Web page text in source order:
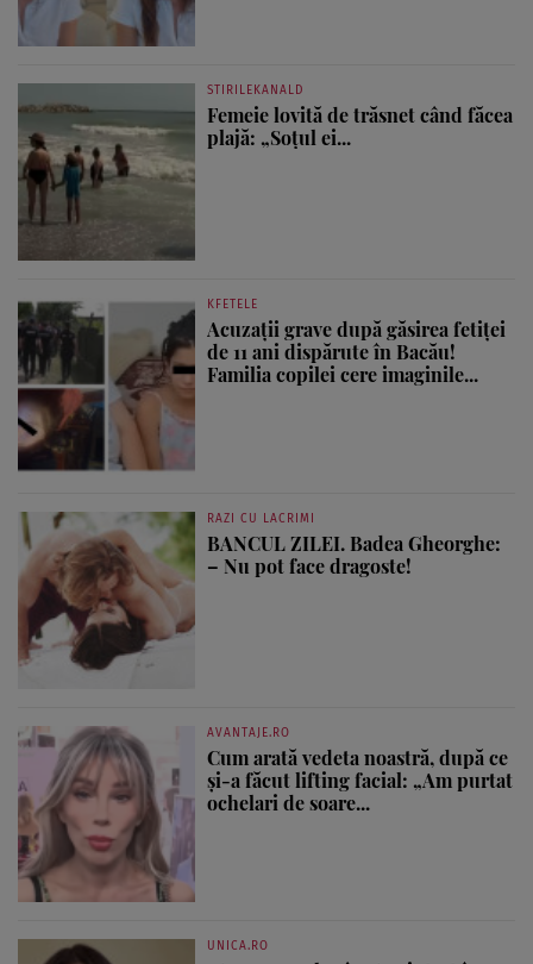
STIRILEKANALD
Femeie lovită de trăsnet când făcea
plajă: „Soțul ei...
KFETELE
Acuzații grave după găsirea fetiței
de 11 ani dispărute în Bacău!
Familia copilei cere imaginile...
RAZI CU LACRIMI
BANCUL ZILEI. Badea Gheorghe:
– Nu pot face dragoste!
AVANTAJE.RO
Cum arată vedeta noastră, după ce
și-a făcut lifting facial: „Am purtat
ochelari de soare...
UNICA.RO